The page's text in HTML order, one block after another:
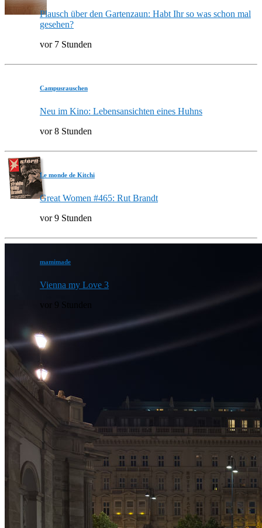
Plausch über den Gartenzaun: Habt Ihr so was schon mal
gesehen?
vor 7 Stunden
Campusrauschen
Neu im Kino: Lebensansichten eines Huhns
vor 8 Stunden
Le monde de Kitchi
Great Women #465: Rut Brandt
vor 9 Stunden
mamimade
Vienna my Love 3
vor 9 Stunden